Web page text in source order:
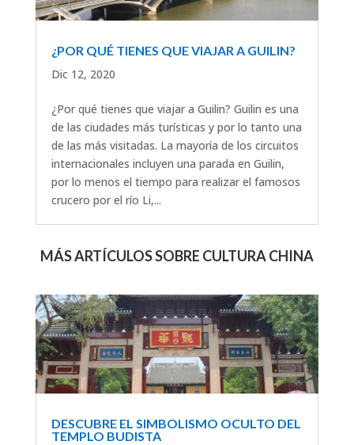
¿POR QUÉ TIENES QUE VIAJAR A GUILIN?
Dic 12, 2020
¿Por qué tienes que viajar a Guilin? Guilin es una
de las ciudades más turísticas y por lo tanto una
de las más visitadas. La mayoría de los circuitos
internacionales incluyen una parada en Guilin,
por lo menos el tiempo para realizar el famosos
crucero por el río Li,...
MÁS ARTÍCULOS SOBRE CULTURA CHINA
DESCUBRE EL SIMBOLISMO OCULTO DEL
TEMPLO BUDISTA